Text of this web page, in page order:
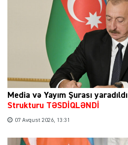
Media və Yayım Şurası yaradıldı
Strukturu TƏSDİQLƏNDİ
07 Avqust 2026, 13:31